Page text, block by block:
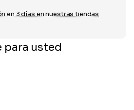
en 3 días en nuestras tiendas
para usted